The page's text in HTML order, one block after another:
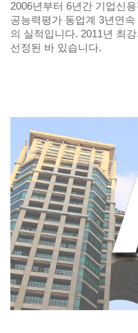
2006년부터 6년간 기업신용
공능력평가 동업계 3년연
의 실적입니다. 2011년 최
선정된 바 있습니다.